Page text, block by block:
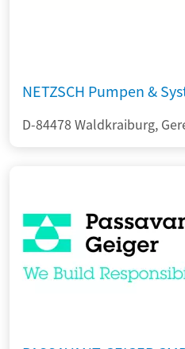
NETZSCH Pumpen &
D-84478 Waldkraiburg,